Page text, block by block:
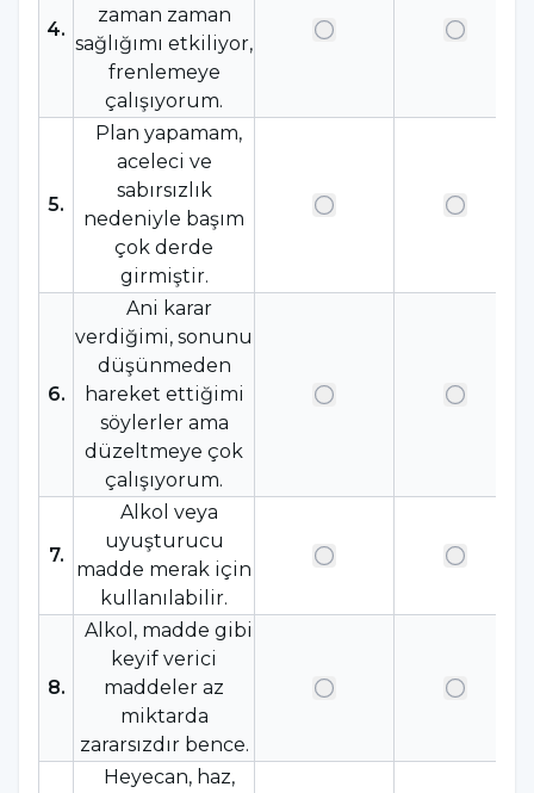
4.
zaman zaman
sağlığımı etkiliyor,
frenlemeye
çalışıyorum.
5.
Plan yapamam,
aceleci ve
sabırsızlık
nedeniyle başım
çok derde
girmiştir.
6.
Ani karar
verdiğimi, sonunu
düşünmeden
hareket ettiğimi
söylerler ama
düzeltmeye çok
çalışıyorum.
7.
Alkol veya
uyuşturucu
madde merak için
kullanılabilir.
8.
Alkol, madde gibi
keyif verici
maddeler az
miktarda
zararsızdır bence.
Heyecan, haz,